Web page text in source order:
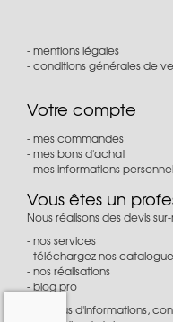
mentions légales
conditions générales de
Votre compte
mes commandes
mes bons d'achat
mes informations
Vous êtes un
Nous réalisons des devis
nos services
téléchargez nos
nos réalisations
blog pro
Pour plus d'informations,